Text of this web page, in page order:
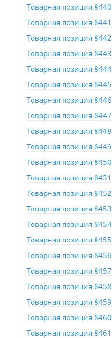
Товарная позиция 8440
Товарная позиция 8441
Товарная позиция 8442
Товарная позиция 8443
Товарная позиция 8444
Товарная позиция 8445
Товарная позиция 8446
Товарная позиция 8447
Товарная позиция 8448
Товарная позиция 8449
Товарная позиция 8450
Товарная позиция 8451
Товарная позиция 8452
Товарная позиция 8453
Товарная позиция 8454
Товарная позиция 8455
Товарная позиция 8456
Товарная позиция 8457
Товарная позиция 8458
Товарная позиция 8459
Товарная позиция 8460
Товарная позиция 8461